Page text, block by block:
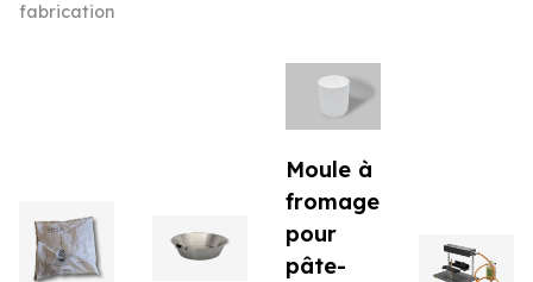
fabrication
Moule à
fromage
pour
pâte-